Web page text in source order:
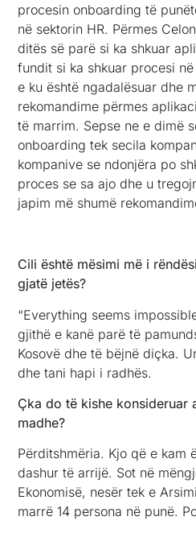
procesin onboarding të
në sektorin HR. Përmes
ditës së parë si ka shkuar
fundit si ka shkuar procesi
e ku është ngadalësuar dhe
rekomandime përmes
të marrim. Sepse ne e dimë
onboarding tek secila
kompanive se ndonjëra po
proces se sa ajo dhe u
japim më shumë
Cili është mësimi më i
gjatë jetës?
“Everything seems
gjithë e kanë parë të
Kosovë dhe të bëjnë diçka.
dhe tani hapi i radhës.
Çka do të kishe konsideruar
madhe?
Përditshmëria. Kjo që e kam
dashur të arrijë. Sot në
Ekonomisë, nesër tek e
marrë 14 persona në punë.